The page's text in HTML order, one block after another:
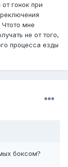
гонок при
мне
не от того,
процесса езды
боксом?